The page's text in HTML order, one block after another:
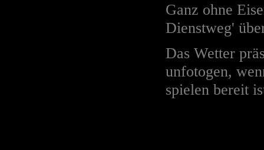
Ganz ohne
Dienstweg'
Das Wetter
unfotogen,
spielen bereit